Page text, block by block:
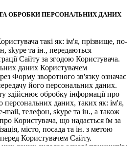
ТА ОБРОБКИ ПЕРСОНАЛЬНИХ ДАНИХ
такі як: ім'я, прізвище, по-
skype та ін., передаються
Сайту за згодою Користувача.
даних Користувачем
Форму зворотного зв'язку означає
його персональних даних.
здійснює обробку інформації про
персональних даних, таких як: ім'я,
mail, телефон, skype та ін., а також
Користувача, що надається їм за
місто, посада та ін. з метою
Користувачем Сайту.